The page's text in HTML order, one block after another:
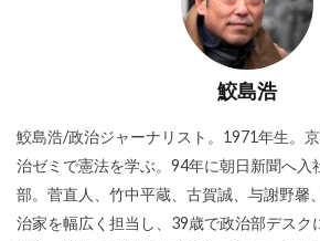
鮫島浩
鮫島浩/政治ジャーナリスト。1971年生。
治ゼミで憲法を学ぶ。94年に朝日新聞へ入
部。菅直人、竹中平蔵、古賀誠、与謝野馨
治家を幅広く担当し、39歳で政治部デスク